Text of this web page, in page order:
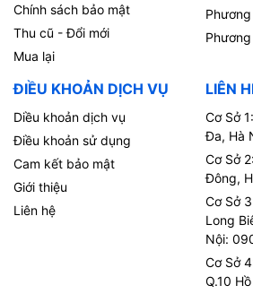
Chính sách bảo mật
Thu cũ - Đổi mới
Mua lại
ĐIỀU KHOẢN DỊCH VỤ
Diều khoản dịch vụ
Điều khoản sử dụng
Cam kết bảo mật
Giới thiệu
Liên hệ
LIÊN
Cơ Sở
Đa, Hà
Cơ Sở
Đông,
Cơ Sở
Long
Nội:
Cơ Sở
Q.10